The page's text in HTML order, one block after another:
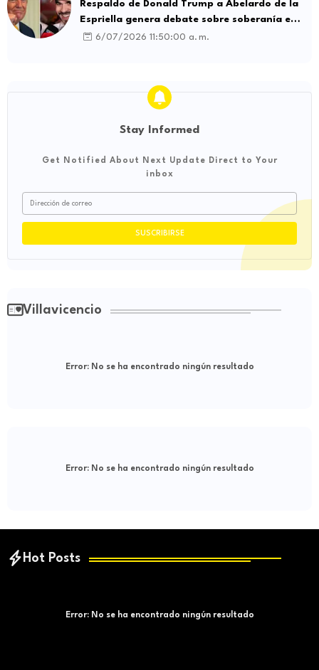
Respaldo de Donald Trump a Abelardo de la
Espriella genera debate sobre soberanía e
influencia internacional
6/07/2026 11:50:00 a. m.
Stay Informed
Get Notified About Next Update Direct to Your
inbox
Villavicencio
Error:No se ha encontrado ningún resultado
Error:No se ha encontrado ningún resultado
Hot Posts
Error:No se ha encontrado ningún resultado